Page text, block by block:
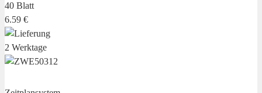
40 Blatt
6.59 €
2 Werktage